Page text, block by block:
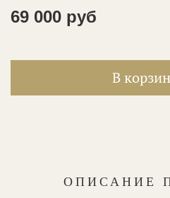
69 000 руб
В
ОПИСАНИЕ